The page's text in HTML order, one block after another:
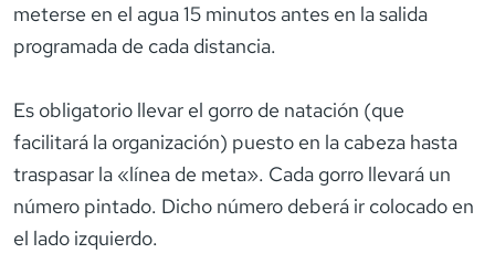
meterse en el agua 15 minutos antes en la salida
programada de cada distancia.
Es obligatorio llevar el gorro de natación (que
facilitará la organización) puesto en la cabeza hasta
traspasar la «línea de meta». Cada gorro llevará un
número pintado. Dicho número deberá ir colocado en
el lado izquierdo.